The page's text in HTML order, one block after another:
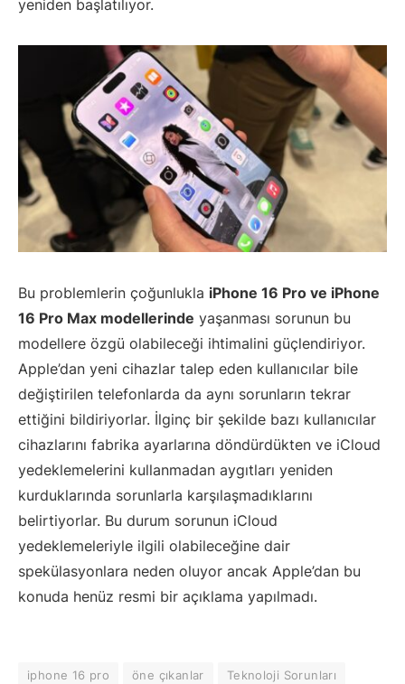
yeniden başlatılıyor.
Bu problemlerin çoğunlukla iPhone 16 Pro ve iPhone
16 Pro Max modellerinde yaşanması sorunun bu
modellere özgü olabileceği ihtimalini güçlendiriyor.
Apple’dan yeni cihazlar talep eden kullanıcılar bile
değiştirilen telefonlarda da aynı sorunların tekrar
ettiğini bildiriyorlar. İlginç bir şekilde bazı kullanıcılar
cihazlarını fabrika ayarlarına döndürdükten ve iCloud
yedeklemelerini kullanmadan aygıtları yeniden
kurduklarında sorunlarla karşılaşmadıklarını
belirtiyorlar. Bu durum sorunun iCloud
yedeklemeleriyle ilgili olabileceğine dair
spekülasyonlara neden oluyor ancak Apple’dan bu
konuda henüz resmi bir açıklama yapılmadı.
iphone 16 pro öne çıkanlar Teknoloji Sorunları